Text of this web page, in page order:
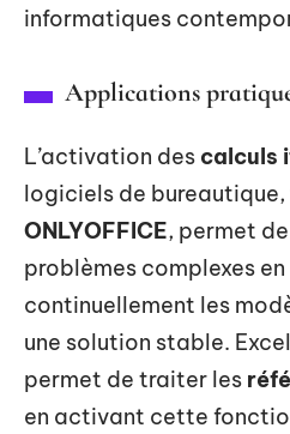
informatiques
Applications
L’activation des calculs
logiciels de bureautique,
ONLYOFFICE, permet
problèmes complexes
continuellement les
une solution stable.
permet de traiter les
en activant cette